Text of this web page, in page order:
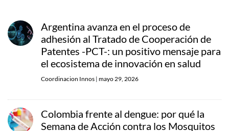
Argentina avanza en el proceso de
adhesión al Tratado de Cooperación de
Patentes -PCT-: un positivo mensaje para
el ecosistema de innovación en salud
Coordinacion Innos | mayo 29, 2026
Colombia frente al dengue: por qué la
Semana de Acción contra los Mosquitos